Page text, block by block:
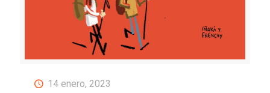
14 enero, 2023